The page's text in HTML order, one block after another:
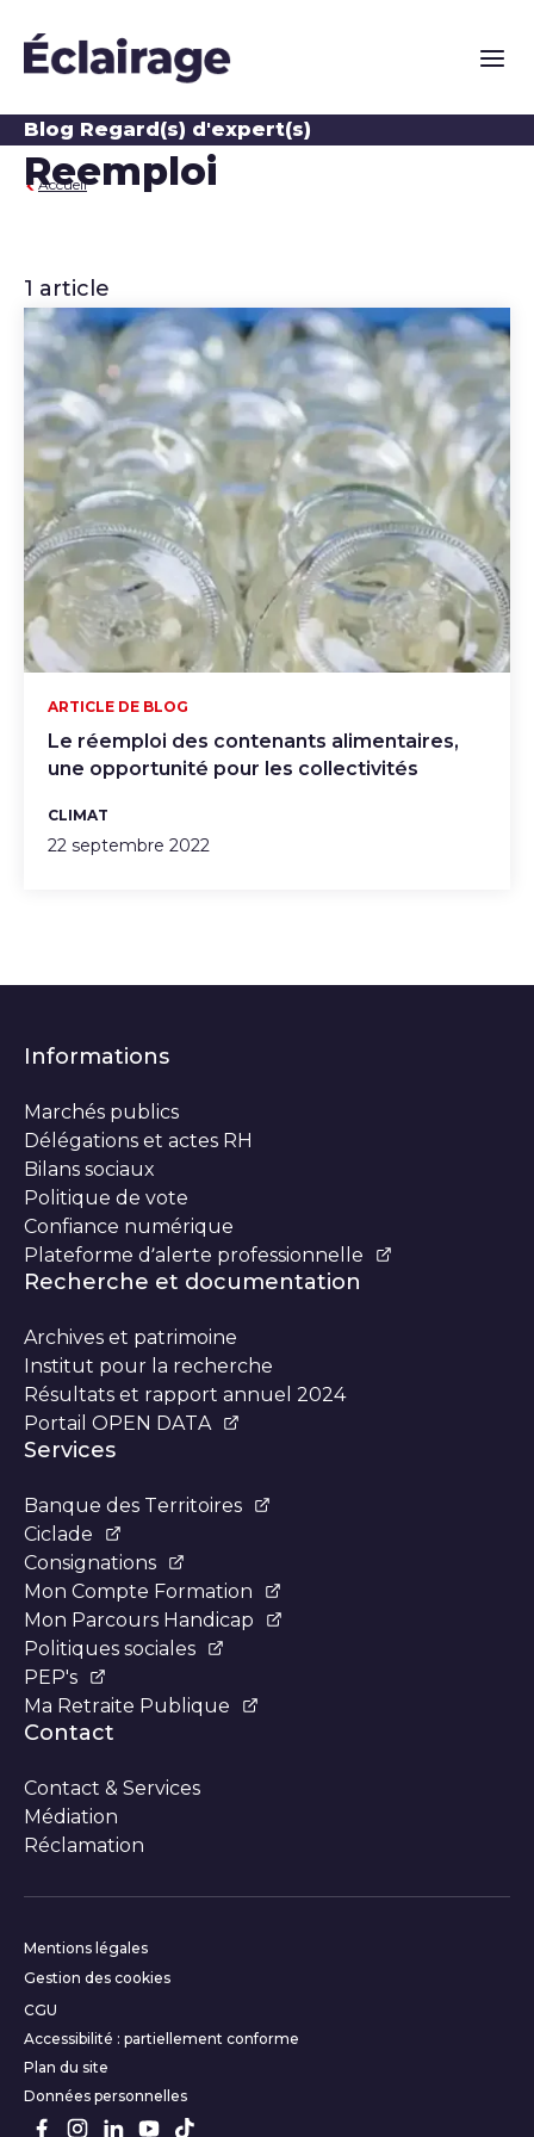
Blog Regard(s) d'expert(s)
Accueil
Reemploi
1 article
Le réemploi des contenants alimentaires,
une opportunité pour les collectivités
ARTICLE DE BLOG
CLIMAT
22 septembre 2022
Informations
Marchés publics
Délégations et actes RH
Bilans sociaux
Politique de vote
Confiance numérique
Plateforme d’alerte professionnelle
Recherche et documentation
Archives et patrimoine
Institut pour la recherche
Résultats et rapport annuel 2024
Portail OPEN DATA
Services
Banque des Territoires
Ciclade
Consignations
Mon Compte Formation
Mon Parcours Handicap
Politiques sociales
PEP's
Ma Retraite Publique
Contact
Contact & Services
Médiation
Réclamation
Informations
Mentions légales
Gestion des cookies
CGU
Accessibilité : partiellement conforme
Plan du site
Données personnelles
Suivez-nous sur les réseaux